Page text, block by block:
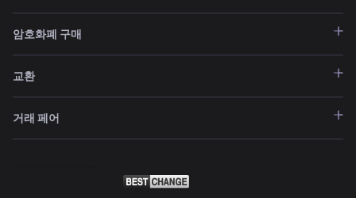
암호화폐 구매
교환
거래 페어